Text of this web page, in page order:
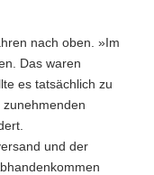
nach oben. »Im
Das waren
es tatsächlich zu
und der